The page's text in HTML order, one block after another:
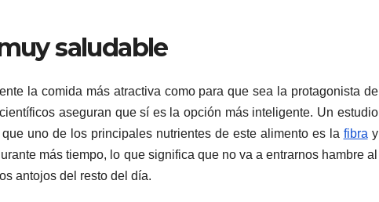
saludable
la comida más atractiva como para que sea la protagonista de
aseguran que sí es la opción más inteligente. Un estudio
uno de los principales nutrientes de este alimento es la fibra y
más tiempo, lo que significa que no va a entrarnos hambre al
antojos del resto del día.